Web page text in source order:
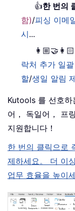
👍한 번의
함)/피싱 이메
시...
👩🏼‍🤝‍👩🏻
락처 추가 일
할/생일 알림
Kutools 를 선호하
어， 독일어， 프
지원합니다！
한 번의 클릭으로
제하세요。 더 이
업무 효율을 높이